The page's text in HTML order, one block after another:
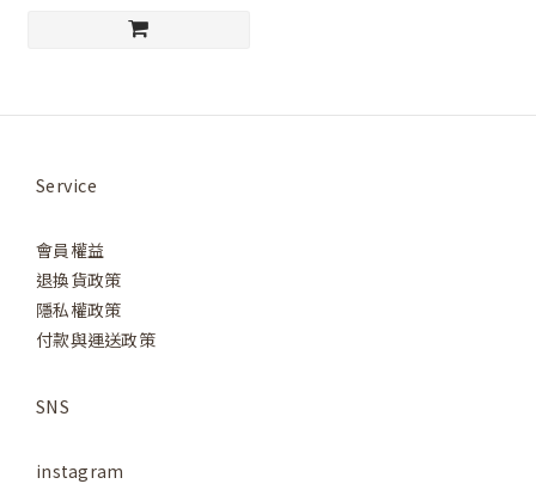
Service
會員權益
退換貨政策
隱私權政策
付款與運送政策
SNS
instagram